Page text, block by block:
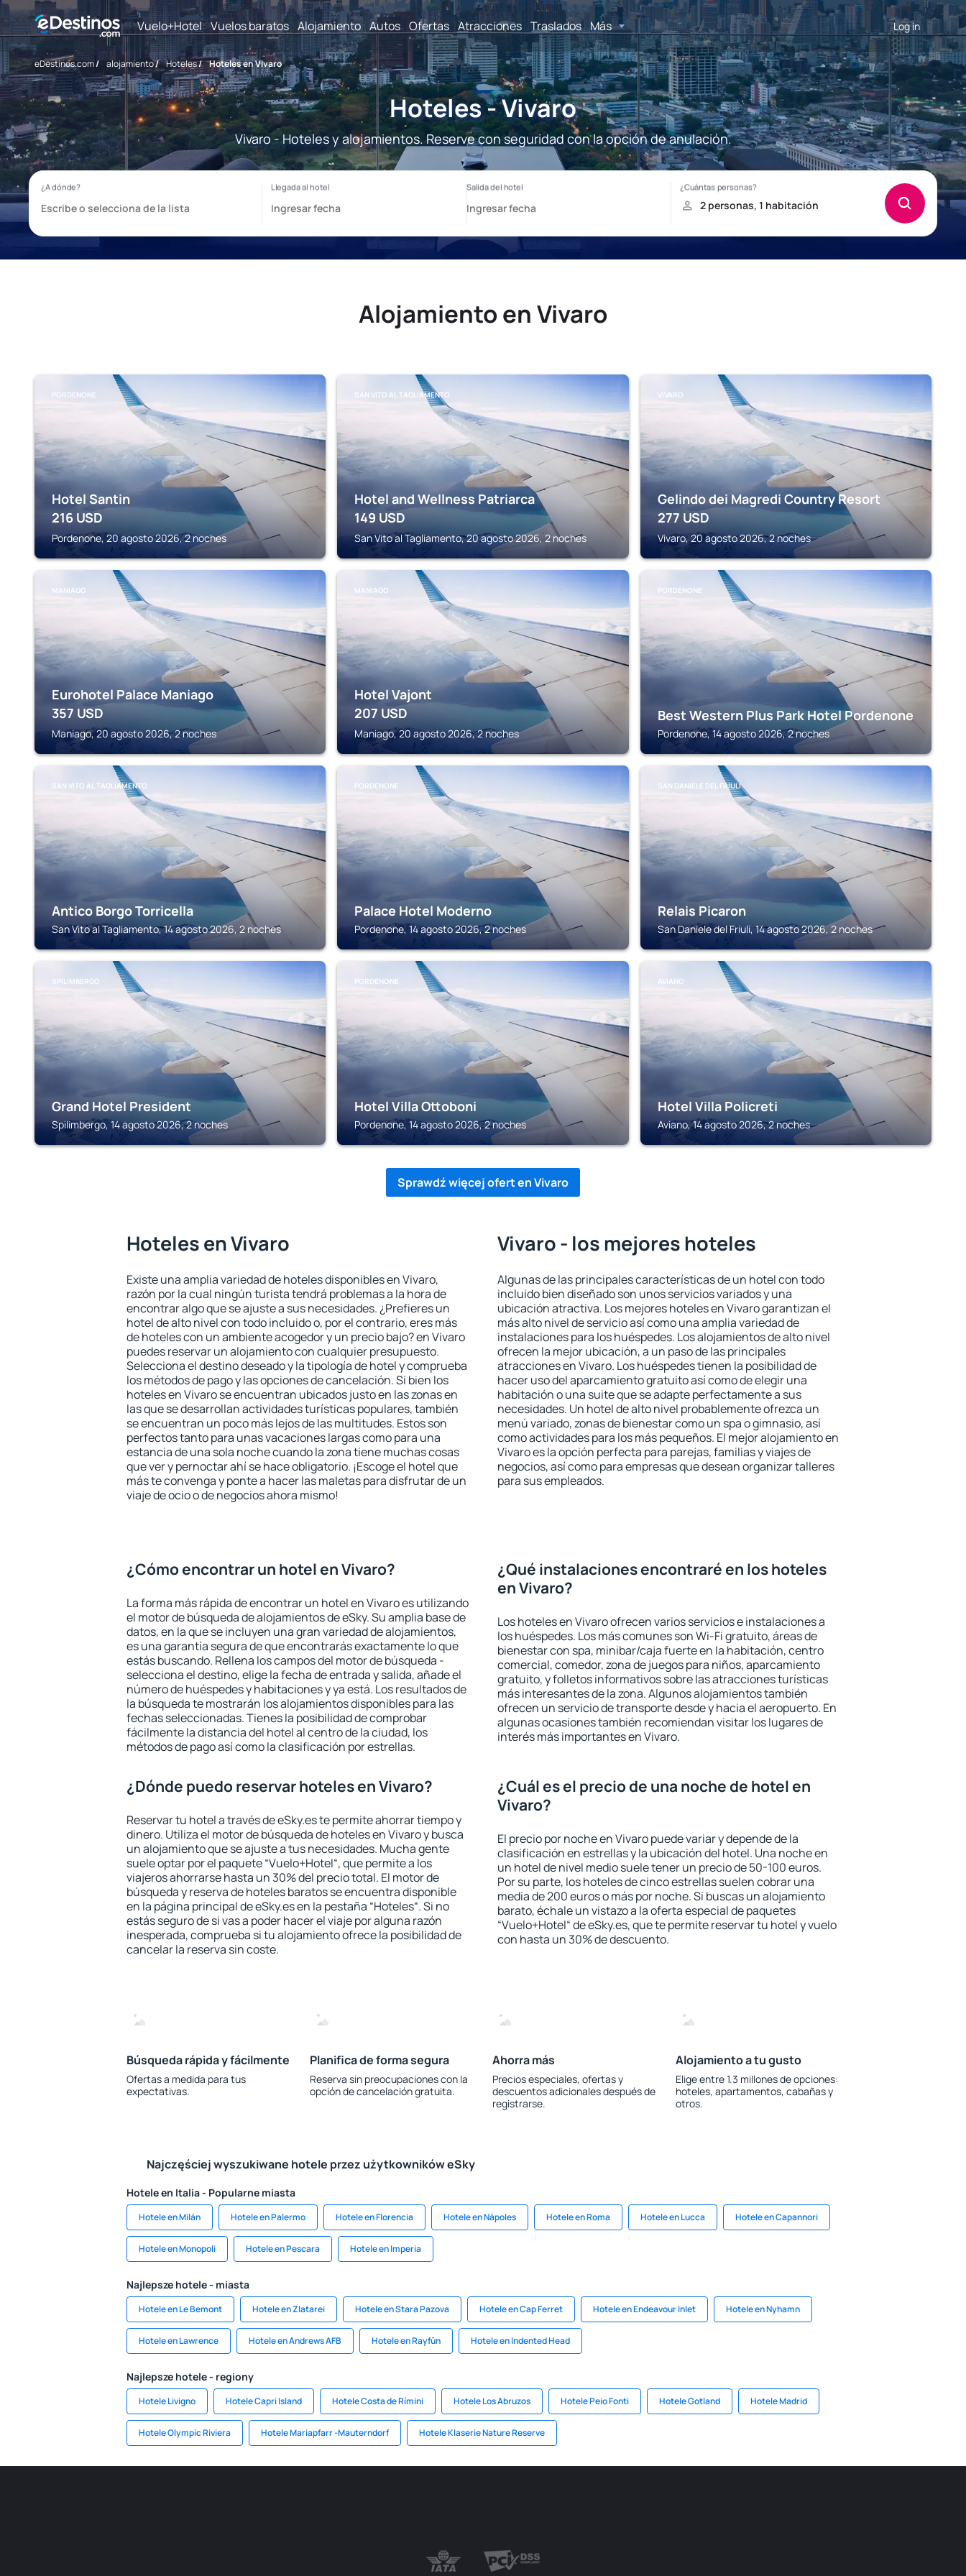
Vuelo+Hotel Vuelos baratos Alojamiento Autos Ofertas Atracciones Traslados Más Log in
eDestinos.com/ alojamiento/ Hoteles/ Hoteles en Vivaro
Hoteles - Vivaro
Vivaro - Hoteles y alojamientos. Reserve con seguridad con la opción de anulación.
Alojamiento en Vivaro
PORDENONE
Hotel Santin
216 USD
Pordenone, 20 agosto 2026, 2 noches
SAN VITO AL TAGLIAMENTO
Hotel and Wellness Patriarca
149 USD
San Vito al Tagliamento, 20 agosto 2026, 2 noches
VIVARO
Gelindo dei Magredi Country Resort
277 USD
Vivaro, 20 agosto 2026, 2 noches
MANIAGO
Eurohotel Palace Maniago
357 USD
Maniago, 20 agosto 2026, 2 noches
MANIAGO
Hotel Vajont
207 USD
Maniago, 20 agosto 2026, 2 noches
PORDENONE
Best Western Plus Park Hotel Pordenone
Pordenone, 14 agosto 2026, 2 noches
SAN VITO AL TAGLIAMENTO
Antico Borgo Torricella
San Vito al Tagliamento, 14 agosto 2026, 2 noches
PORDENONE
Palace Hotel Moderno
Pordenone, 14 agosto 2026, 2 noches
SAN DANIELE DEL FRIULI
Relais Picaron
San Daniele del Friuli, 14 agosto 2026, 2 noches
SPILIMBERGO
Grand Hotel President
Spilimbergo, 14 agosto 2026, 2 noches
PORDENONE
Hotel Villa Ottoboni
Pordenone, 14 agosto 2026, 2 noches
AVIANO
Hotel Villa Policreti
Aviano, 14 agosto 2026, 2 noches
Sprawdź więcej ofert en Vivaro
Hoteles en Vivaro
Existe una amplia variedad de hoteles disponibles en Vivaro,
razón por la cual ningún turista tendrá problemas a la hora de
encontrar algo que se ajuste a sus necesidades. ¿Prefieres un
hotel de alto nivel con todo incluido o, por el contrario, eres más
de hoteles con un ambiente acogedor y un precio bajo? en Vivaro
puedes reservar un alojamiento con cualquier presupuesto.
Selecciona el destino deseado y la tipología de hotel y comprueba
los métodos de pago y las opciones de cancelación. Si bien los
hoteles en Vivaro se encuentran ubicados justo en las zonas en
las que se desarrollan actividades turísticas populares, también
se encuentran un poco más lejos de las multitudes. Estos son
perfectos tanto para unas vacaciones largas como para una
estancia de una sola noche cuando la zona tiene muchas cosas
que ver y pernoctar ahí se hace obligatorio. ¡Escoge el hotel que
más te convenga y ponte a hacer las maletas para disfrutar de un
viaje de ocio o de negocios ahora mismo!
Vivaro - los mejores hoteles
Algunas de las principales características de un hotel con todo
incluido bien diseñado son unos servicios variados y una
ubicación atractiva. Los mejores hoteles en Vivaro garantizan el
más alto nivel de servicio así como una amplia variedad de
instalaciones para los huéspedes. Los alojamientos de alto nivel
ofrecen la mejor ubicación, a un paso de las principales
atracciones en Vivaro. Los huéspedes tienen la posibilidad de
hacer uso del aparcamiento gratuito así como de elegir una
habitación o una suite que se adapte perfectamente a sus
necesidades. Un hotel de alto nivel probablemente ofrezca un
menú variado, zonas de bienestar como un spa o gimnasio, así
como actividades para los más pequeños. El mejor alojamiento en
Vivaro es la opción perfecta para parejas, familias y viajes de
negocios, así como para empresas que desean organizar talleres
para sus empleados.
¿Cómo encontrar un hotel en Vivaro?
La forma más rápida de encontrar un hotel en Vivaro es utilizando
el motor de búsqueda de alojamientos de eSky. Su amplia base de
datos, en la que se incluyen una gran variedad de alojamientos,
es una garantía segura de que encontrarás exactamente lo que
estás buscando. Rellena los campos del motor de búsqueda -
selecciona el destino, elige la fecha de entrada y salida, añade el
número de huéspedes y habitaciones y ya está. Los resultados de
la búsqueda te mostrarán los alojamientos disponibles para las
fechas seleccionadas. Tienes la posibilidad de comprobar
fácilmente la distancia del hotel al centro de la ciudad, los
métodos de pago así como la clasificación por estrellas.
¿Qué instalaciones encontraré en los hoteles
en Vivaro?
Los hoteles en Vivaro ofrecen varios servicios e instalaciones a
los huéspedes. Los más comunes son Wi-Fi gratuito, áreas de
bienestar con spa, minibar/caja fuerte en la habitación, centro
comercial, comedor, zona de juegos para niños, aparcamiento
gratuito, y folletos informativos sobre las atracciones turísticas
más interesantes de la zona. Algunos alojamientos también
ofrecen un servicio de transporte desde y hacia el aeropuerto. En
algunas ocasiones también recomiendan visitar los lugares de
interés más importantes en Vivaro.
¿Dónde puedo reservar hoteles en Vivaro?
Reservar tu hotel a través de eSky.es te permite ahorrar tiempo y
dinero. Utiliza el motor de búsqueda de hoteles en Vivaro y busca
un alojamiento que se ajuste a tus necesidades. Mucha gente
suele optar por el paquete “Vuelo+Hotel“, que permite a los
viajeros ahorrarse hasta un 30% del precio total. El motor de
búsqueda y reserva de hoteles baratos se encuentra disponible
en la página principal de eSky.es en la pestaña “Hoteles“. Si no
estás seguro de si vas a poder hacer el viaje por alguna razón
inesperada, comprueba si tu alojamiento ofrece la posibilidad de
cancelar la reserva sin coste.
¿Cuál es el precio de una noche de hotel en
Vivaro?
El precio por noche en Vivaro puede variar y depende de la
clasificación en estrellas y la ubicación del hotel. Una noche en
un hotel de nivel medio suele tener un precio de 50-100 euros.
Por su parte, los hoteles de cinco estrellas suelen cobrar una
media de 200 euros o más por noche. Si buscas un alojamiento
barato, échale un vistazo a la oferta especial de paquetes
“Vuelo+Hotel“ de eSky.es, que te permite reservar tu hotel y vuelo
con hasta un 30% de descuento.
Búsqueda rápida y fácilmente
Ofertas a medida para tus
expectativas.
Planifica de forma segura
Reserva sin preocupaciones con la
opción de cancelación gratuita.
Ahorra más
Precios especiales, ofertas y
descuentos adicionales después de
registrarse.
Alojamiento a tu gusto
Elige entre 1.3 millones de opciones:
hoteles, apartamentos, cabañas y
otros.
Najczęściej wyszukiwane hotele przez użytkowników eSky
Hotele en Italia - Popularne miasta
Hotele en Milán Hotele en Palermo Hotele en Florencia Hotele en Nápoles Hotele en Roma Hotele en Lucca Hotele en Capannori
Hotele en Monopoli Hotele en Pescara Hotele en Imperia
Najlepsze hotele - miasta
Hotele en Le Bemont Hotele en Zlatarei Hotele en Stara Pazova Hotele en Cap Ferret Hotele en Endeavour Inlet Hotele en Nyhamn
Hotele en Lawrence Hotele en Andrews AFB Hotele en Rayfūn Hotele en Indented Head
Najlepsze hotele - regiony
Hotele Livigno Hotele Capri Island Hotele Costa de Rímini Hotele Los Abruzos Hotele Peio Fonti Hotele Gotland Hotele Madrid
Hotele Olympic Riviera Hotele Mariapfarr -Mauterndorf Hotele Klaserie Nature Reserve